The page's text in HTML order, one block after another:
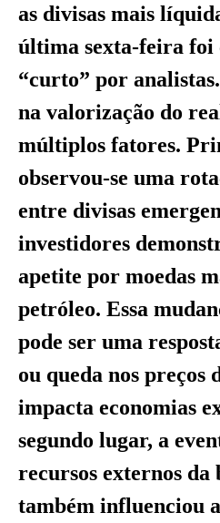
as divisas mais
última sexta-feira foi
“curto” por
na valorização do
múltiplos fatores.
observou-se uma
entre divisas
investidores
apetite por moedas
petróleo. Essa
pode ser uma
ou queda nos preços
impacta economias
segundo lugar, a
recursos externos da
também influenciou